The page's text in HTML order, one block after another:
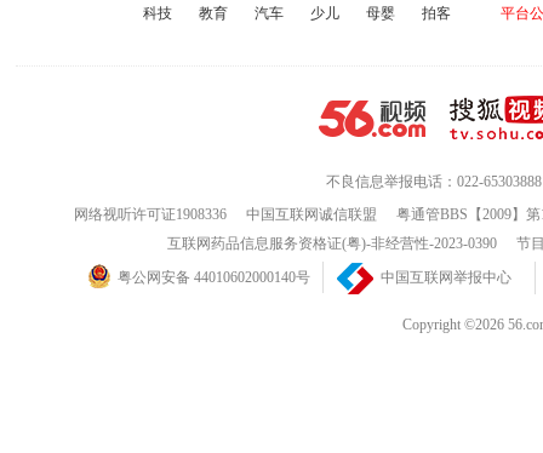
科技
教育 汽车 少儿 母婴 拍客
平台
不良信息举报电话：022-65303888
网络视听许可证1908336
中国互联网诚信联盟
粤通管BBS【2009】
互联网药品信息服务资格证(粤)-非经营性-2023-0390
节
粤公网安备 44010602000140号
中国互联网举报中心
Copyright ©2026